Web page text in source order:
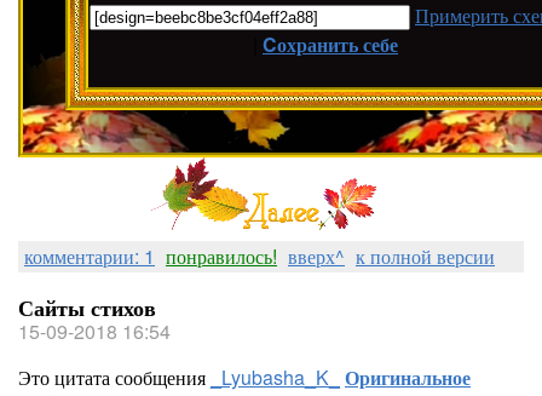
Примерить
Cохранить себе
комментарии: 1 понравилось! вверх^ к полной версии
Сайты стихов
15-09-2018 16:54
Это цитата сообщения
_Lyubasha_K_ Оригинальное